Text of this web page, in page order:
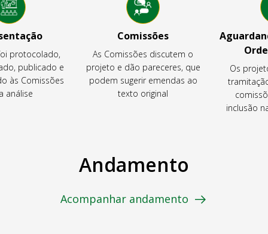
protocolado,
publicado e
às Comissões
análise
Comissões
As Comissões discutem o
projeto e dão pareceres, que
podem sugerir emendas ao
texto original
Os
inclusão
Andamento
Acompanhar andamento